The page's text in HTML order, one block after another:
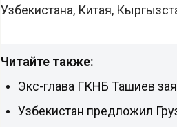
Узбекистана, Китая,
Читайте также:
Экс-глава ГКНБ Ташиев
Узбекистан предложил